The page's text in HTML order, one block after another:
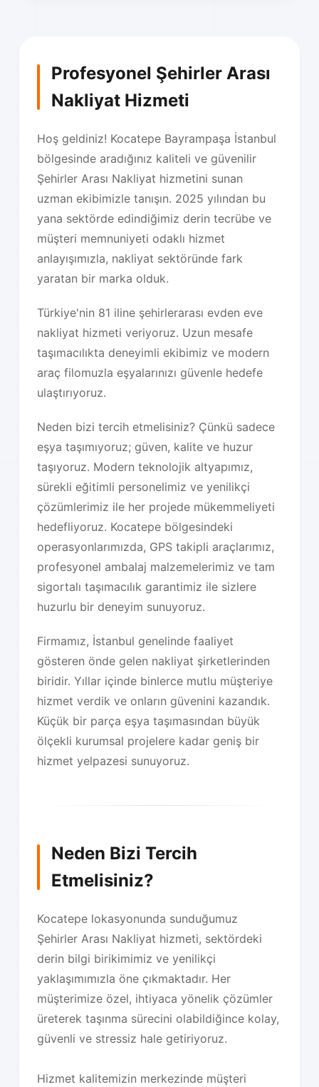
Profesyonel Şehirler Arası
Nakliyat Hizmeti
Hoş geldiniz! Kocatepe Bayrampaşa İstanbul
bölgesinde aradığınız kaliteli ve güvenilir
Şehirler Arası Nakliyat hizmetini sunan
uzman ekibimizle tanışın. 2025 yılından bu
yana sektörde edindiğimiz derin tecrübe ve
müşteri memnuniyeti odaklı hizmet
anlayışımızla, nakliyat sektöründe fark
yaratan bir marka olduk.
Türkiye'nin 81 iline şehirlerarası evden eve
nakliyat hizmeti veriyoruz. Uzun mesafe
taşımacılıkta deneyimli ekibimiz ve modern
araç filomuzla eşyalarınızı güvenle hedefe
ulaştırıyoruz.
Neden bizi tercih etmelisiniz? Çünkü sadece
eşya taşımıyoruz; güven, kalite ve huzur
taşıyoruz. Modern teknolojik altyapımız,
sürekli eğitimli personelimiz ve yenilikçi
çözümlerimiz ile her projede mükemmeliyeti
hedefliyoruz. Kocatepe bölgesindeki
operasyonlarımızda, GPS takipli araçlarımız,
profesyonel ambalaj malzemelerimiz ve tam
sigortalı taşımacılık garantimiz ile sizlere
huzurlu bir deneyim sunuyoruz.
Firmamız, İstanbul genelinde faaliyet
gösteren önde gelen nakliyat şirketlerinden
biridir. Yıllar içinde binlerce mutlu müşteriye
hizmet verdik ve onların güvenini kazandık.
Küçük bir parça eşya taşımasından büyük
ölçekli kurumsal projelere kadar geniş bir
hizmet yelpazesi sunuyoruz.
Neden Bizi Tercih
Etmelisiniz?
Kocatepe lokasyonunda sunduğumuz
Şehirler Arası Nakliyat hizmeti, sektördeki
derin bilgi birikimimiz ve yenilikçi
yaklaşımımızla öne çıkmaktadır. Her
müşterimize özel, ihtiyaca yönelik çözümler
üreterek taşınma sürecini olabildiğince kolay,
güvenli ve stressiz hale getiriyoruz.
Hizmet kalitemizin merkezinde müşteri